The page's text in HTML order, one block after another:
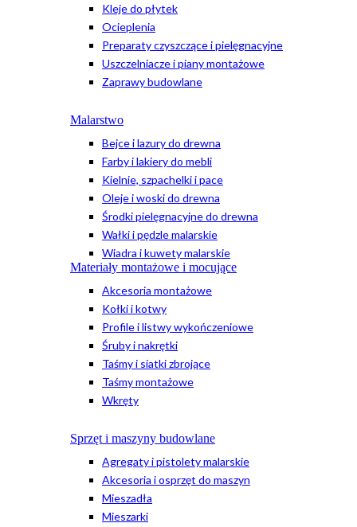
Kleje do płytek
Ocieplenia
Preparaty czyszczące i pielęgnacyjne
Uszczelniacze i piany montażowe
Zaprawy budowlane
Malarstwo
Bejce i lazury do drewna
Farby i lakiery do mebli
Kielnie, szpachelki i pace
Oleje i woski do drewna
Środki pielęgnacyjne do drewna
Wałki i pędzle malarskie
Wiadra i kuwety malarskie
Materiały montażowe i mocujące
Akcesoria montażowe
Kołki i kotwy
Profile i listwy wykończeniowe
Śruby i nakrętki
Taśmy i siatki zbrojące
Taśmy montażowe
Wkręty
Sprzęt i maszyny budowlane
Agregaty i pistolety malarskie
Akcesoria i osprzęt do maszyn
Mieszadła
Mieszarki